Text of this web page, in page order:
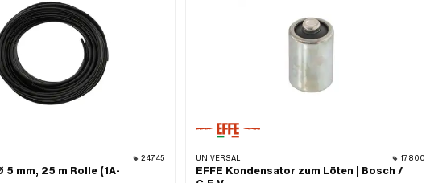
24745
mm, 25 m Rolle (1A-
UNIVERSAL 17800
EFFE Kondensator zum Löten | Bosch /